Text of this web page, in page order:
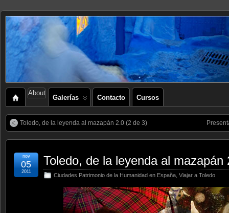
About
Galerías Contacto Cursos
Toledo, de la leyenda al mazapán 2.0 (2 de 3)
Toledo, de la leyenda al mazapán
Ciudades Patrimonio de la Humanidad en España Viajar a Toledo
nov
05
2011